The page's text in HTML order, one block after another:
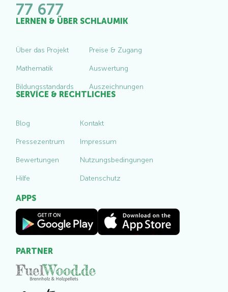
77 677
LERNEN & ÜBER SCHLAUMIK
Über das Projekt
Mathematik
Bildungsstandards
Preise & Zugang
Auswertung
Auszeichnungen
SERVICE & RECHTLICHES
Blog
Pressezentrum
Bewertungen
Hilfe
Kontakt
Impressum
Nutzungsbedingungen
Datenschutz
APPS
PARTNER